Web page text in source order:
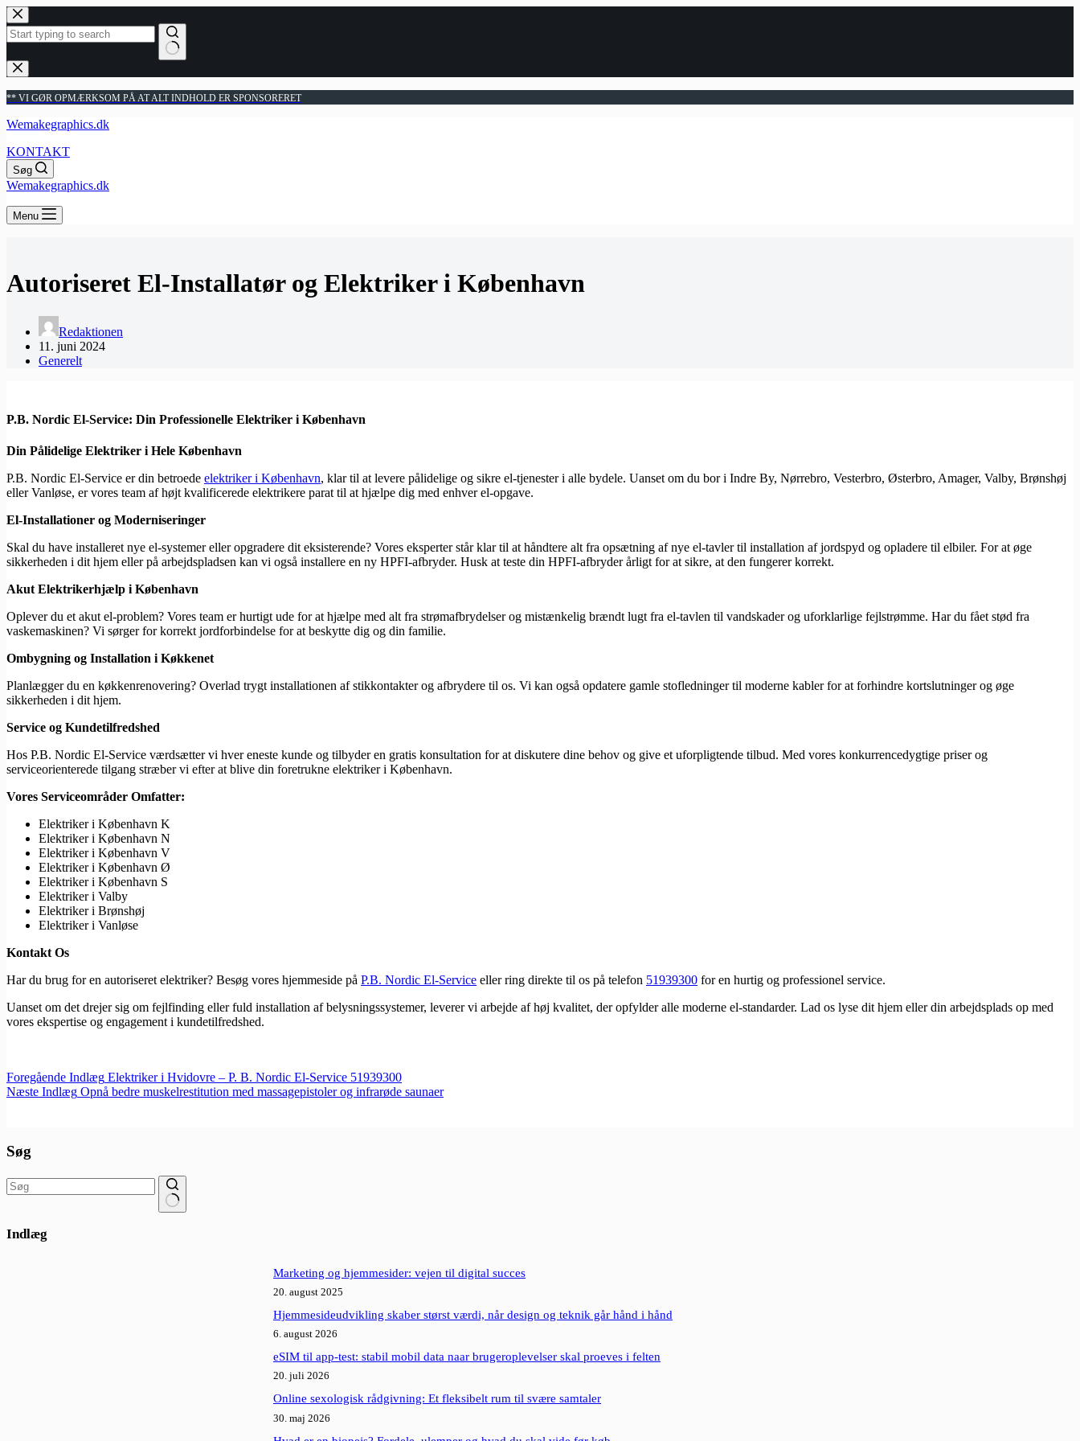
Fortsæt
til
indhold
Ingen
resultater
** VI GØR OPMÆRKSOM PÅ AT ALT INDHOLD ER SPONSORERET
Wemakegraphics.dk
KONTAKT
Søg
Wemakegraphics.dk
Menu
Autoriseret El-Installatør og Elektriker i København
Redaktionen
11. juni 2024
Generelt
P.B. Nordic El-Service: Din Professionelle Elektriker i København
Din Pålidelige Elektriker i Hele København
P.B. Nordic El-Service er din betroede elektriker i København, klar til at levere pålidelige og sikre el-tjenester i alle bydele. Uanset om du bor i Indre By, Nørrebro, Vesterbro, Østerbro, Amager, Valby, Brønshøj
eller Vanløse, er vores team af højt kvalificerede elektrikere parat til at hjælpe dig med enhver el-opgave.
El-Installationer og Moderniseringer
Skal du have installeret nye el-systemer eller opgradere dit eksisterende? Vores eksperter står klar til at håndtere alt fra opsætning af nye el-tavler til installation af jordspyd og opladere til elbiler. For at øge
sikkerheden i dit hjem eller på arbejdspladsen kan vi også installere en ny HPFI-afbryder. Husk at teste din HPFI-afbryder årligt for at sikre, at den fungerer korrekt.
Akut Elektrikerhjælp i København
Oplever du et akut el-problem? Vores team er hurtigt ude for at hjælpe med alt fra strømafbrydelser og mistænkelig brændt lugt fra el-tavlen til vandskader og uforklarlige fejlstrømme. Har du fået stød fra
vaskemaskinen? Vi sørger for korrekt jordforbindelse for at beskytte dig og din familie.
Ombygning og Installation i Køkkenet
Planlægger du en køkkenrenovering? Overlad trygt installationen af stikkontakter og afbrydere til os. Vi kan også opdatere gamle stofledninger til moderne kabler for at forhindre kortslutninger og øge
sikkerheden i dit hjem.
Service og Kundetilfredshed
Hos P.B. Nordic El-Service værdsætter vi hver eneste kunde og tilbyder en gratis konsultation for at diskutere dine behov og give et uforpligtende tilbud. Med vores konkurrencedygtige priser og
serviceorienterede tilgang stræber vi efter at blive din foretrukne elektriker i København.
Vores Serviceområder Omfatter:
Elektriker i København K
Elektriker i København N
Elektriker i København V
Elektriker i København Ø
Elektriker i København S
Elektriker i Valby
Elektriker i Brønshøj
Elektriker i Vanløse
Kontakt Os
Har du brug for en autoriseret elektriker? Besøg vores hjemmeside på P.B. Nordic El-Service eller ring direkte til os på telefon 51939300 for en hurtig og professionel service.
Uanset om det drejer sig om fejlfinding eller fuld installation af belysningssystemer, leverer vi arbejde af høj kvalitet, der opfylder alle moderne el-standarder. Lad os lyse dit hjem eller din arbejdsplads op med
vores ekspertise og engagement i kundetilfredshed.
Foregående Indlæg Elektriker i Hvidovre – P. B. Nordic El-Service 51939300
Næste Indlæg Opnå bedre muskelrestitution med massagepistoler og infrarøde saunaer
Søg
resultater
Indlæg
Marketing og hjemmesider: vejen til digital succes
20. august 2025
Hjemmesideudvikling skaber størst værdi, når design og teknik går hånd i hånd
6. august 2026
eSIM til app-test: stabil mobil data naar brugeroplevelser skal proeves i felten
20. juli 2026
Online sexologisk rådgivning: Et fleksibelt rum til svære samtaler
30. maj 2026